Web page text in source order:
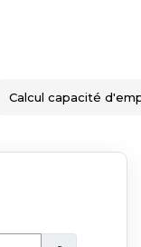
Calcul capacité